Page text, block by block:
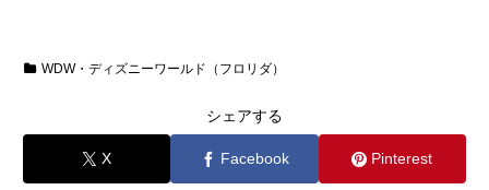
WDW・ディズニーワールド（フロリダ）
シェアする
X Facebook Pinterest